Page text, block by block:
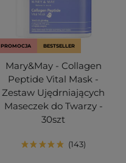
PROMOCJA BESTSELLER
Mary&May - Collagen
Peptide Vital Mask -
Zestaw Ujędrniających
Maseczek do Twarzy -
30szt
143